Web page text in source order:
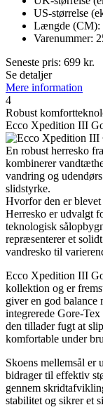
US-størrelse
Længde (CM):
Varenummer:
Seneste pris: 699 kr.
Se detaljer
Mere information
4
Robust
Ecco Xpedition III
En robust herresko
kombinerer
vandring og
slidstyrke.
Hvorfor den er
Herresko er udvalgt
teknologisk
repræsenterer et
vandresko til
Ecco Xpedition III
kollektion og er
giver en god balance
integrerede Gore-
den tillader fugt at
komfortable under
Skoens mellemsål
bidrager til effektiv
gennem
stabilitet og sikrer et